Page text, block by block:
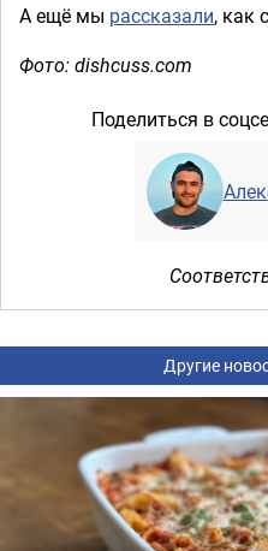
А ещё мы рассказали, как
Фото: dishcuss.com
Поделиться в
Другие